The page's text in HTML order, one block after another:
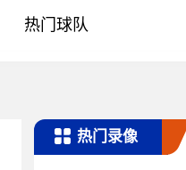
热门球队
热门录像